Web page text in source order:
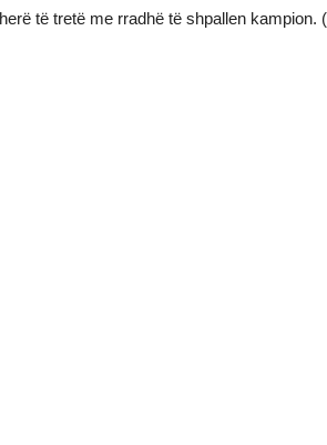
të tretë me rradhë të shpallen kampion.